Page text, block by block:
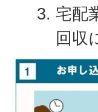
宅配
回収